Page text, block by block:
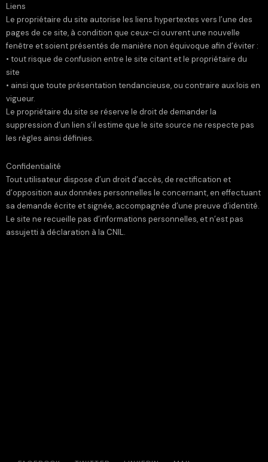
Liens
Le propriétaire du site autorise les liens hypertextes vers l’une des
pages de ce site, à condition que ceux-ci ouvrent une nouvelle
fenêtre et soient présentés de manière non équivoque afin d’éviter :
• tout risque de confusion entre le site citant et le propriétaire du
site
• ainsi que toute présentation tendancieuse, ou contraire aux lois en
vigueur.
Le propriétaire du site se réserve le droit de demander la
suppression d’un lien s’il estime que le site source ne respecte pas
les règles ainsi définies.
Confidentialité
Tout utilisateur dispose d’un droit d’accès, de rectification et
d’opposition aux données personnelles le concernant, en effectuant
sa demande écrite et signée, accompagnée d’une preuve d’identité.
Le site ne recueille pas d’informations personnelles, et n’est pas
assujetti à déclaration à la CNIL.